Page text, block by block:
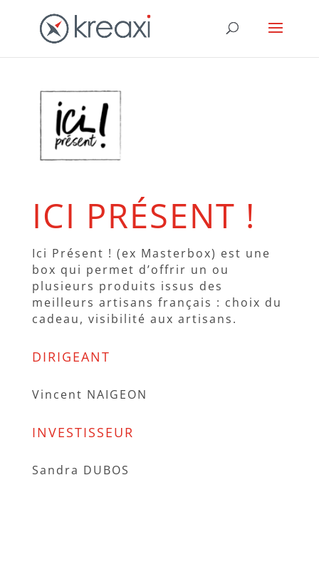
ICI PRÉSENT !
Ici Présent ! (ex Masterbox) est une
box qui permet d’offrir un ou
plusieurs produits issus des
meilleurs artisans français : choix du
cadeau, visibilité aux artisans.
DIRIGEANT
Vincent NAIGEON
INVESTISSEUR
Sandra DUBOS